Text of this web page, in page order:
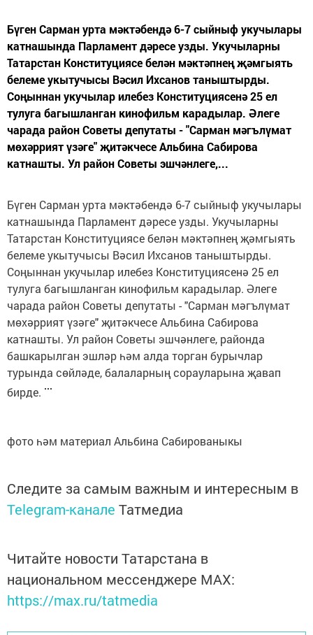
Бүген Сарман урта мәктәбендә 6-7 сыйныф укучылары
катнашында Парламент дәресе узды. Укучыларны
Татарстан Конституциясе белән мәктәпнең җәмгыять
белеме укытучысы Вәсил Ихсанов таныштырды.
Соңыннан укучылар илебез Конституциясенә 25 ел
тулуга багышланган кинофильм карадылар. Әлеге
чарада район Советы депутаты - "Сарман мәгълүмат
мөхәррият үзәге" җитәкчесе Альбина Сабирова
катнашты. Ул район Советы эшчәнлеге,...
Бүген Сарман урта мәктәбендә 6-7 сыйныф укучылары
катнашында Парламент дәресе узды. Укучыларны
Татарстан Конституциясе белән мәктәпнең җәмгыять
белеме укытучысы Вәсил Ихсанов таныштырды.
Соңыннан укучылар илебез Конституциясенә 25 ел
тулуга багышланган кинофильм карадылар. Әлеге
чарада район Советы депутаты - "Сарман мәгълүмат
мөхәррият үзәге" җитәкчесе Альбина Сабирова
катнашты. Ул район Советы эшчәнлеге, районда
башкарылган эшләр һәм алда торган бурычлар
турында сөйләде, балаларның сорауларына җавап
бирде.
фото һәм материал Альбина Сабированыкы
Следите за самым важным и интересным в
Telegram-канале Татмедиа
Читайте новости Татарстана в
национальном мессенджере MАХ:
https://max.ru/tatmedia